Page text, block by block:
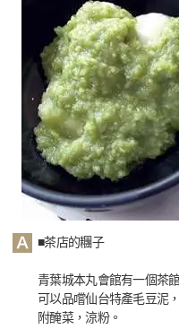
■茶店的糰子
青葉城本丸會館有一個茶
可以品嚐仙台特產毛豆泥
附醃菜，涼粉。